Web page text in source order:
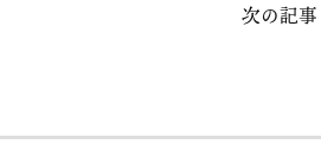
次の記事